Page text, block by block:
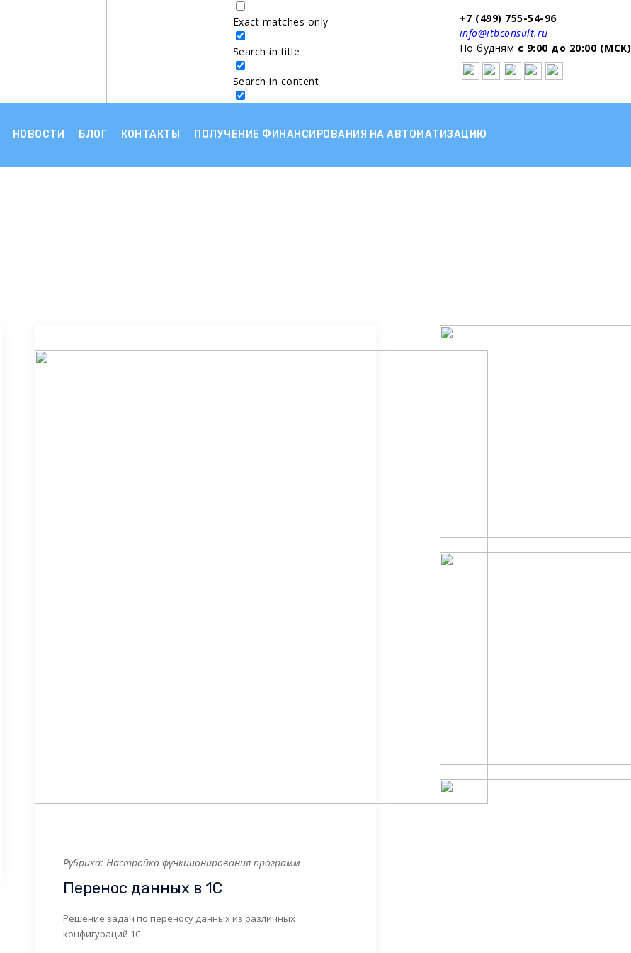
Exact matches only
Search in title
Search in content
+7 (499) 755-54-96
info@itbconsult.ru
По будням с 9:00 до 20:00 (МСК)
НОВОСТИ БЛОГ КОНТАКТЫ ПОЛУЧЕНИЕ ФИНАНСИРОВАНИЯ НА АВТОМАТИЗАЦИЮ
Рубрика: Настройка функционирования программ
Перенос данных в 1С
Решение задач по переносу данных из различных
конфигураций 1С